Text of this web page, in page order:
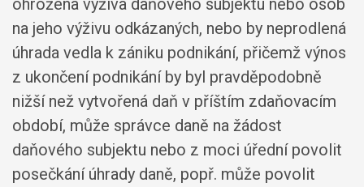
na jeho výživu odkázaných, nebo by neprodlená
úhrada vedla k zániku podnikání, přičemž výnos
z ukončení podnikání by byl pravděpodobně
nižší než vytvořená daň v příštím zdaňovacím
období, může správce daně na žádost
daňového subjektu nebo z moci úřední povolit
posečkání úhrady daně, popř. může povolit